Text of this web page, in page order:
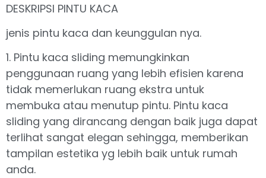
DESKRIPSI PINTU KACA
jenis pintu kaca dan keunggulan nya.
1. Pintu kaca sliding memungkinkan
penggunaan ruang yang lebih efisien karena
tidak memerlukan ruang ekstra untuk
membuka atau menutup pintu. Pintu kaca
sliding yang dirancang dengan baik juga dapat
terlihat sangat elegan sehingga, memberikan
tampilan estetika yg lebih baik untuk rumah
anda.